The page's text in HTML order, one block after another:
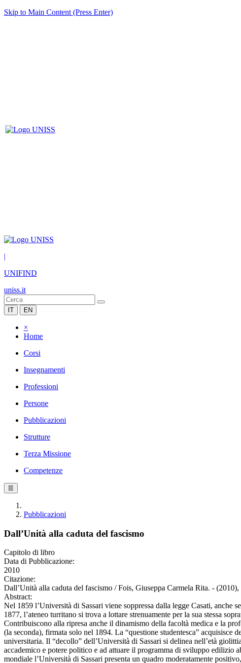
Skip to Main Content (Press Enter)
|
UNIFIND
uniss.it
IT EN
×
Home
Corsi
Insegnamenti
Professioni
Persone
Pubblicazioni
Strutture
Terza Missione
Competenze
☰
Pubblicazioni
Dall’Unità alla caduta del fascismo
Capitolo di libro
Data di Pubblicazione:
2010
Citazione:
Dall’Unità alla caduta del fascismo / Fois, Giuseppa Carmela Rita. - (2010),
Abstract:
Nel 1859 l’Università di Sassari viene soppressa dalla legge Casati, anche
1877, l’ateneo turritano si trova a lottare strenuamente per la sua stessa
Contribuiscono alla ripresa anche il dinamismo della facoltà medica e la
(la seconda), firmata solo nel 1894. La “questione studentesca”
universitaria. Il “decollo” dell’Università di Sassari si delinea nell’età
accademico e potere politico e ad attuare il programma di sviluppo
mondiale l’Università di Sassari presenta un quadro moderatamente